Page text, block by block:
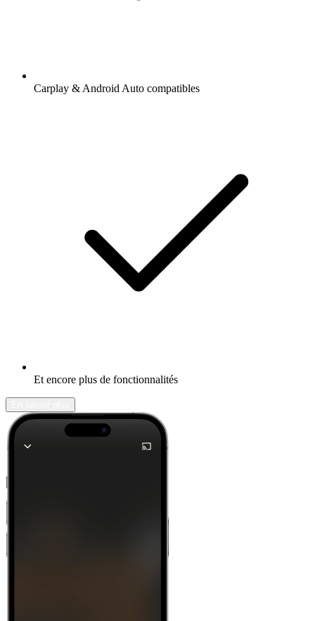
Carplay & Android Auto compatibles
Et encore plus de fonctionnalités